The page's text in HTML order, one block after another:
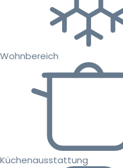
Wohnbereich
Küchenausstattung